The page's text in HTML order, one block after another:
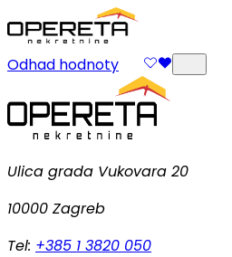
Odhad hodnoty
Ulica grada Vukovara 20
10000 Zagreb
Tel: +385 1 3820 050